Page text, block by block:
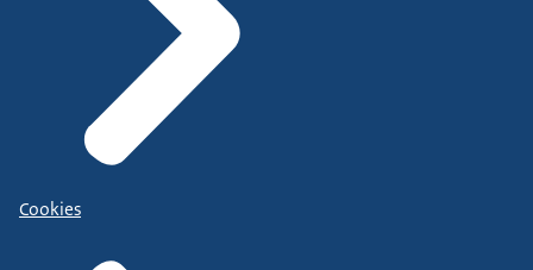
Cookies